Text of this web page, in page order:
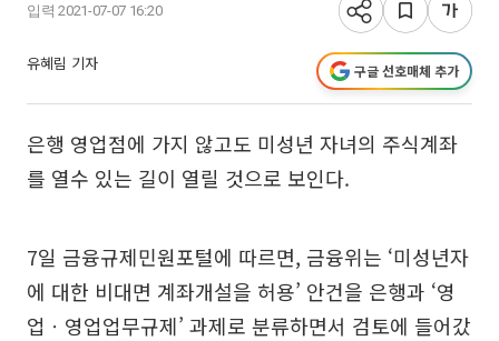
입력 2021-07-07 16:20
유혜림 기자 구글 선호매체 추가
은행 영업점에 가지 않고도 미성년 자녀의 주식계좌
를 열수 있는 길이 열릴 것으로 보인다.
7일 금융규제민원포털에 따르면, 금융위는 ‘미성년자
에 대한 비대면 계좌개설을 허용’ 안건을 은행과 ‘영
업ㆍ영업업무규제’ 과제로 분류하면서 검토에 들어갔